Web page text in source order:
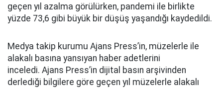
geçen yıl azalma görülürken, pandemi ile birlikte
yüzde 73,6 gibi büyük bir düşüş yaşandığı kaydedildi.
Medya takip kurumu Ajans Press’in, müzelerle ile
alakalı basına yansıyan haber adetlerini
inceledi. Ajans Press’in dijital basın arşivinden
derlediği bilgilere göre geçen yıl müzelerle alakalı